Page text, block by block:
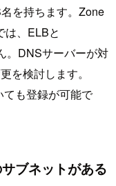
を持ちます。Zone
は、ELBと
。DNSサーバーが対
を検討します。
も登録が可能で
ブネットがある